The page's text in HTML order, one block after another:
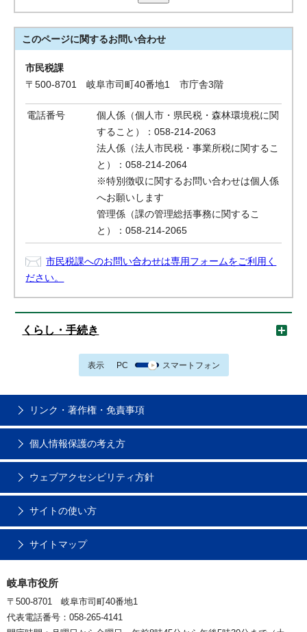
このページに関するお問い合わせ
市民税課
〒500-8701 岐阜市司町40番地1 市庁舎3階
電話番号
個人係（個人市・県民税・森林環境税に関
すること）：058-214-2063
法人係（法人市民税・事業所税に関するこ
と）：058-214-2064
※特別徴収に関するお問い合わせは個人係
へお願いします
管理係（課の管理総括事務に関するこ
と）：058-214-2065
市民税課へのお問い合わせは専用フォームをご利用く
ださい。
くらし・手続き
表示 PC スマートフォン
リンク・著作権・免責事項
個人情報保護の考え方
ウェブアクセシビリティ方針
サイトの使い方
サイトマップ
岐阜市役所
〒500-8701 岐阜市司町40番地1
代表電話番号：058-265-4141